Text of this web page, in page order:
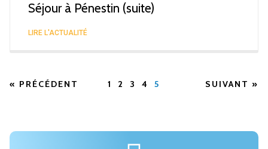
Séjour à Pénestin (suite)
LIRE L'ACTUALITÉ
« PRÉCÉDENT 1 2 3 4 5 SUIVANT »